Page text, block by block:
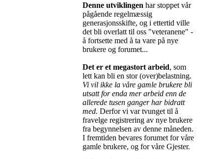
Denne utviklingen har stoppet vår
pågående regelmæssig
generasjonsskifte, og i ettertid ville
det bli overlatt til oss "veteranene" -
å fortsette med å ta vare på nye
brukere og forumet...
Det er et megastort arbeid, som
lett kan bli en stor (over)belastning.
Vi vil ikke la våre gamle brukere bli
utsatt for enda mer arbeid enn de
allerede tusen ganger har bidratt
med. Derfor vi var tvunget til å
fravelge registrering av nye brukere
fra begynnelsen av denne måneden.
I fremtiden bevares forumet for våre
gamle brukere, og for våre Gjester.